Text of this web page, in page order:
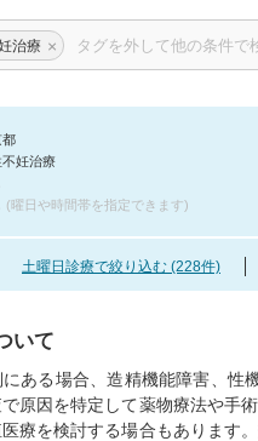
治療 ×
都
不妊治療
(曜日や時間帯を指定できます)
土曜日診療で絞り込む (228件)
いて
ある場合、造精機能障害、性
原因を特定して薬物療法や手
療を検討する場合もあります